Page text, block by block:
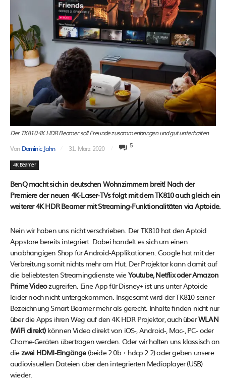
Der TK810 4K HDR Beamer soll Freunde zusammenbringen und gut unterhalten
Von Dominic Jahn 31. März 2020 5
4K Beamer
BenQ macht sich in deutschen Wohnzimmern breit! Nach der
Premiere der neuen 4K-Laser-TVs folgt mit dem TK810 auch gleich ein
weiterer 4K HDR Beamer mit Streaming-Funktionalitäten via Aptoide.
Nein wir haben uns nicht verschrieben. Der TK810 hat den Aptoid
Appstore bereits integriert. Dabei handelt es sich um einen
unabhängigen Shop für Android-Applikationen. Google hat mit der
Verbreitung somit nichts mehr am Hut. Der Projektor kann damit auf
die beliebtesten Streamingdienste wieYoutube, Netflix oder Amazon
Prime Videozugreifen. Eine App für Disney+ ist uns unter Aptoide
leider noch nicht untergekommen. Insgesamt wird der TK810 seiner
Bezeichnung Smart Beamer mehr als gerecht. Inhalte finden nicht nur
über die Apps ihren Weg auf den 4K HDR Projektor, auch überWLAN
(WiFi direkt)können Video direkt von iOS-, Android-, Mac-, PC- oder
Chome-Geräten übertragen werden. Oder wir halten uns klassisch an
diezwei HDMI-Eingänge(beide 2.0b + hdcp 2.2) oder geben unsere
audiovisuellen Dateien über den integrierten Mediaplayer (USB)
wieder.